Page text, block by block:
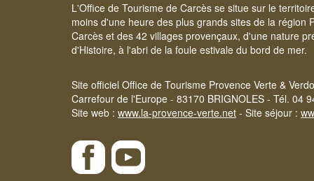
L'Office de Tourisme de Carcès se situe sur le
moins d'une heure des plus grands sites de la région
Carcès et des 42 villages provençaux, d'une nature
d'Histoire, à l'abri de la foule estivale du bord de mer.
Site officiel Office de Tourisme Provence Verte &
Carrefour de l'Europe - 83170 BRIGNOLES - Tél. 04
Site web : www.la-provence-verte.net - Site séjour :